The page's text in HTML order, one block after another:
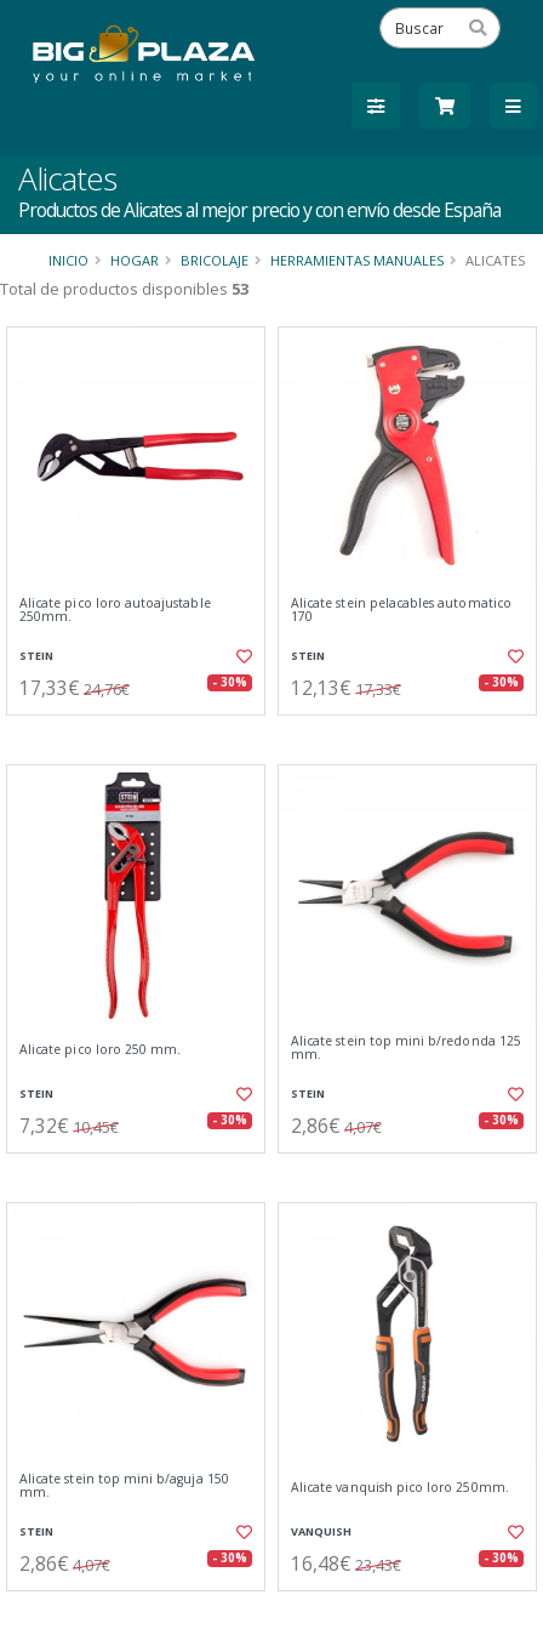
Alicates
Productos de Alicates al mejor precio y con envío desde España
INICIO HOGAR BRICOLAJE HERRAMIENTAS MANUALES ALICATES
Total de productos disponibles 53
Alicate pico loro autoajustable
250mm.
STEIN
17,33€ 24,76€ - 30%
Alicate stein pelacables automatico
170
STEIN
12,13€ 17,33€ - 30%
Alicate pico loro 250 mm.
STEIN
7,32€ 10,45€ - 30%
Alicate stein top mini b/redonda 125
mm.
STEIN
2,86€ 4,07€ - 30%
Alicate stein top mini b/aguja 150
mm.
STEIN
2,86€ 4,07€ - 30%
Alicate vanquish pico loro 250mm.
VANQUISH
16,48€ 23,43€ - 30%